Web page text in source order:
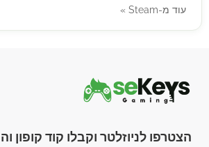
עוד מ-Steam »
הצטרפו לניוזלטר וקבלו קוד קופון